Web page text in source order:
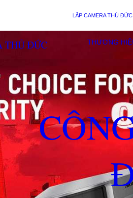
LẮP CAMERA THỦ ĐỨC
THỦ ĐỨC THƯƠNG